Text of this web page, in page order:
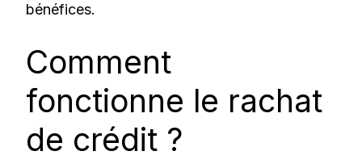
bénéfices.
Comment
fonctionne le rachat
de crédit ?